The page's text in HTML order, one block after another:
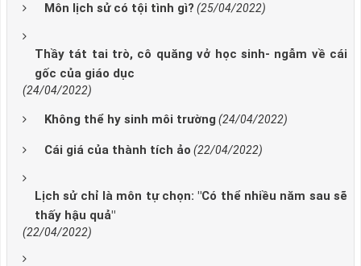
Môn lịch sử có tội tình gì? (25/04/2022)
Thầy tát tai trò, cô quăng vở học sinh- ngẫm về cái
gốc của giáo dục
(24/04/2022)
Không thể hy sinh môi trường (24/04/2022)
Cái giá của thành tích ảo (22/04/2022)
Lịch sử chỉ là môn tự chọn: "Có thể nhiều năm sau sẽ
thấy hậu quả"
(22/04/2022)